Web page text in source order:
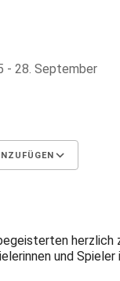
- 28. September
herzlich
und